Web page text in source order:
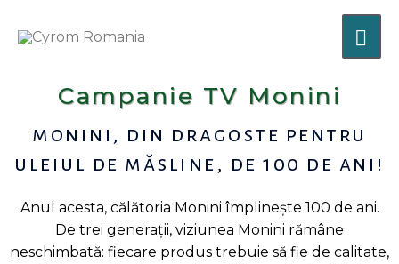
Campanie TV Monini
monini, din dragoste pentru
uleiul de măsline, de 100 de ani!
Anul acesta, călătoria Monini împlinește 100 de ani.
De trei generații, viziunea Monini rămâne
neschimbată: fiecare produs trebuie să fie de calitate,